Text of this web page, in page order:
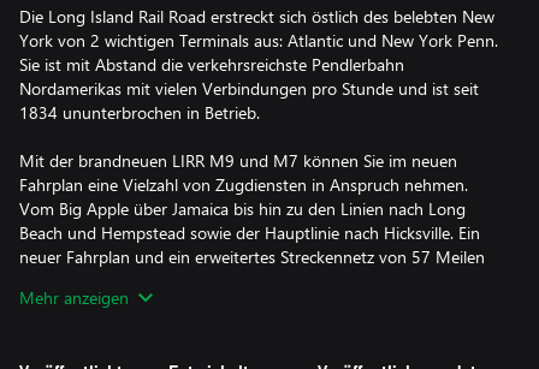
Die Long Island Rail Road erstreckt sich östlich des belebten New
York von 2 wichtigen Terminals aus: Atlantic und New York Penn.
Sie ist mit Abstand die verkehrsreichste Pendlerbahn
Nordamerikas mit vielen Verbindungen pro Stunde und ist seit
1834 ununterbrochen in Betrieb.
Mit der brandneuen LIRR M9 und M7 können Sie im neuen
Fahrplan eine Vielzahl von Zugdiensten in Anspruch nehmen.
Vom Big Apple über Jamaica bis hin zu den Linien nach Long
Beach und Hempstead sowie der Hauptlinie nach Hicksville. Ein
neuer Fahrplan und ein erweitertes Streckennetz von 57 Meilen
Mehr anzeigen